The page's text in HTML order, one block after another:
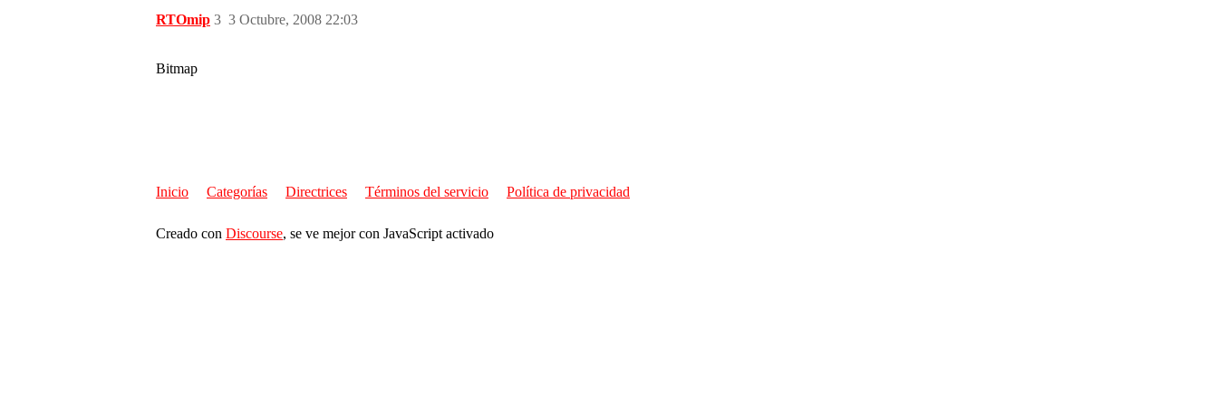
RTOmip 3 Octubre, 2008 22:03
3
Bitmap
Inicio Categorías Directrices Términos del servicio Política de privacidad
Creado con Discourse, se ve mejor con JavaScript activado